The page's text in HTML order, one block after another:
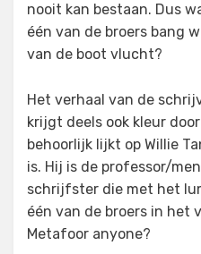
nooit kan bestaan. Dus
één van de broers bang
van de boot vlucht?
Het verhaal van de
krijgt deels ook kleur
behoorlijk lijkt op Willie
is. Hij is de professor/
schrijfster die met het
één van de broers in het
Metafoor anyone?